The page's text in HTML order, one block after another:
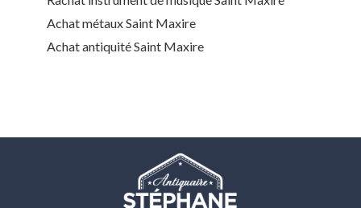
Achat métaux Saint Maxire
Achat antiquité Saint Maxire